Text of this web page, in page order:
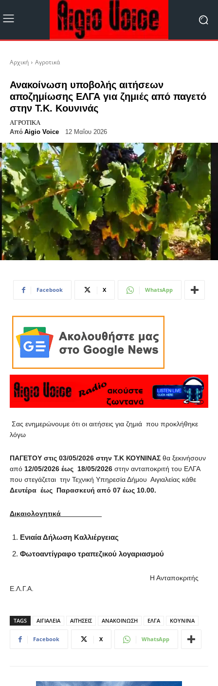
Αρχική Αγροτικά
Ανακοίνωση υποβολής αιτήσεων
αποζημίωσης ΕΛΓΑ για ζημιές από παγετό
στην Τ.Κ. Κουνινάς
ΑΓΡΟΤΙΚΆ
Από Aigio Voice 12 Μαΐου 2026
Facebook X WhatsApp
Σας ενημερώνουμε ότι οι αιτήσεις για ζημιά που προκλήθηκε
λόγω
ΠΑΓΕΤΟΥ στις 03/05/2026 στην Τ.Κ ΚΟΥΝΙΝΑΣ θα ξεκινήσουν
από 12/05/2026 έως 18/05/2026 στην ανταποκριτή του ΕΛΓΑ
που στεγάζεται την Τεχνική Υπηρεσία Δήμου Αιγιαλείας κάθε
Δευτέρα έως Παρασκευή από 07 έως 10.00.
Δικαιολογητικά
Ενιαία Δήλωση Καλλιέργειας
Φωτοαντίγραφο τραπεζικού λογαριασμού
Η Ανταποκριτής
Ε.Λ.Γ.Α.
TAGS ΑΙΓΙΑΛΕΙΑ ΑΙΤΗΣΕΙΣ ΑΝΑΚΟΙΝΩΣΗ ΕΛΓΑ ΚΟΥΝΙΝΑ
Facebook X WhatsApp